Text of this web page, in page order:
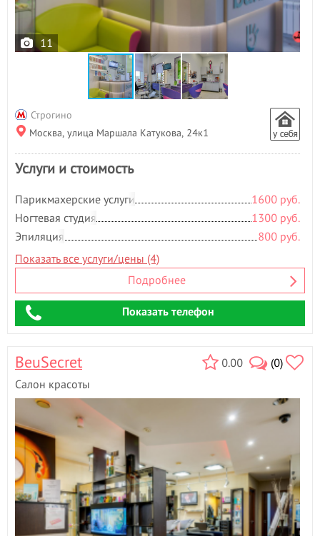
11
Строгино
Москва, улица Маршала Катукова, 24к1
Услуги и стоимость
Парикмахерские услуги
1600 руб.
Ногтевая студия
1300 руб.
Эпиляция
800 руб.
Показать все услуги/цены (4)
Подробнее
Показать телефон
0.00 (0)
BeuSecret
Салон красоты